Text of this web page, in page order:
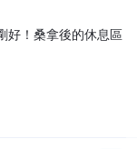
好！桑拿後的休息區